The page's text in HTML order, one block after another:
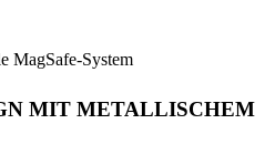
MagSafe-System
MIT METALLISCHEM